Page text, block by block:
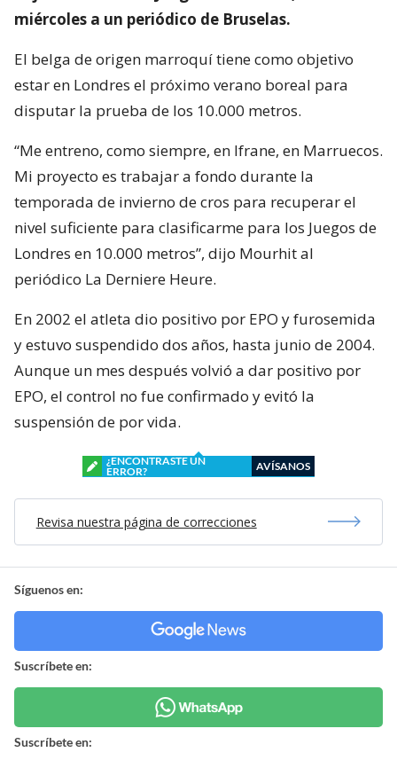
miércoles a un periódico de Bruselas.
El belga de origen marroquí tiene como objetivo
estar en Londres el próximo verano boreal para
disputar la prueba de los 10.000 metros.
“Me entreno, como siempre, en Ifrane, en Marruecos.
Mi proyecto es trabajar a fondo durante la
temporada de invierno de cros para recuperar el
nivel suficiente para clasificarme para los Juegos de
Londres en 10.000 metros”, dijo Mourhit al
periódico La Derniere Heure.
En 2002 el atleta dio positivo por EPO y furosemida
y estuvo suspendido dos años, hasta junio de 2004.
Aunque un mes después volvió a dar positivo por
EPO, el control no fue confirmado y evitó la
suspensión de por vida.
¿ENCONTRASTE UN
ERROR?
AVÍSANOS
Revisa nuestra página de correcciones
Síguenos en:
Suscríbete en:
Suscríbete en: